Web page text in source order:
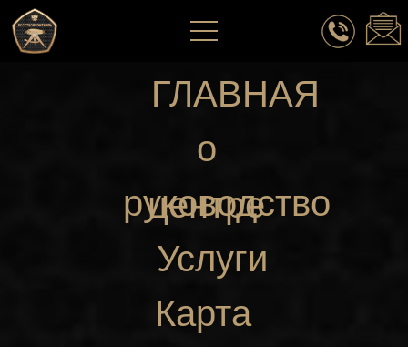
руководство
Карта
ГЛАВНАЯ
о
центре
Услуги